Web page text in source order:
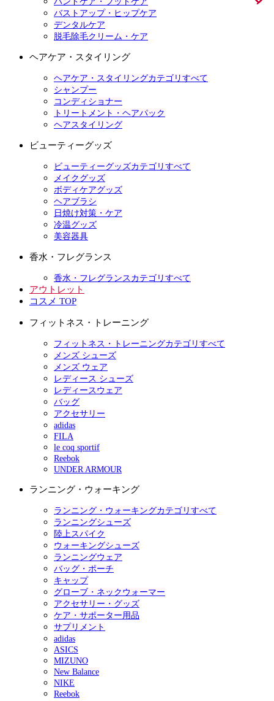
バストアップ・ヒップケア
デンタルケア
脱毛除毛クリーム・ケア
ヘアケア・スタイリング
ヘアケア・スタイリングカテゴリすべて
シャンプー
コンディショナー
トリートメント・ヘアパック
ヘアスタイリング
ビューティーグッズ
ビューティーグッズカテゴリすべて
メイクグッズ
ボディケアグッズ
ヘアブラシ
日焼け対策・ケア
冷温グッズ
美容器具
香水・フレグランス
香水・フレグランスカテゴリすべて
アウトレット
コスメ TOP
フィットネス・トレーニング
フィットネス・トレーニングカテゴリすべて
メンズ シューズ
メンズ ウェア
レディース シューズ
レディースウェア
バッグ
アクセサリー
adidas
FILA
le coq sportif
Reebok
UNDER ARMOUR
ランニング・ウォーキング
ランニング・ウォーキングカテゴリすべて
ランニングシューズ
陸上スパイク
ウォーキングシューズ
ランニングウェア
バッグ・ポーチ
キャップ
グローブ・ネックウォーマー
アクセサリー・グッズ
ケア・サポーター用品
サプリメント
adidas
ASICS
MIZUNO
New Balance
NIKE
Reebok